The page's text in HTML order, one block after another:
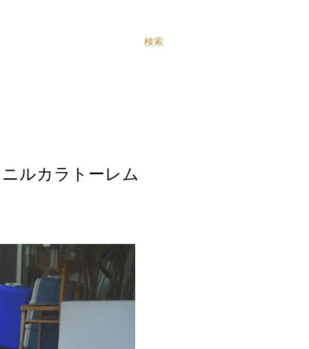
検索
ルカラトーレム